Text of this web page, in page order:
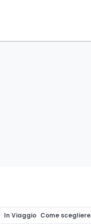
In Viaggio Come scegliere